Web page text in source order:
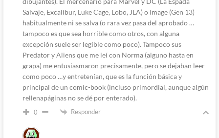
Salvaje, Excalibur, Luke Cage, Lobo, JLA) o Image (Gen 13)
habitualmente ni se salva (o rara vez pasa del aprobado …
tampoco es que sea horrible como otros, con alguna
excepción suele ser legible como poco). Tampoco sus
Predator y Aliens que me leí con Norma (alguno hasta en
grapa) me entusiasmaron precisamente, pero se dejaban leer
como poco …y entretenían, que es la función básica y
principal de un comic-book (incluso primordial, aunque algún
rellenapáginas no se dé por enterado).
0 Responder